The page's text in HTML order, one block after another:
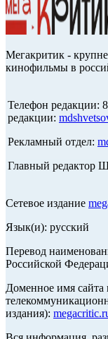
Мегакритик -
кинофильмы в
Телефон редакции:
редакции:
Рекламный отдел:
Главный редактор
Сетевое издание
Язык(и): русский
Перевод
Российской
Доменное имя
издания):